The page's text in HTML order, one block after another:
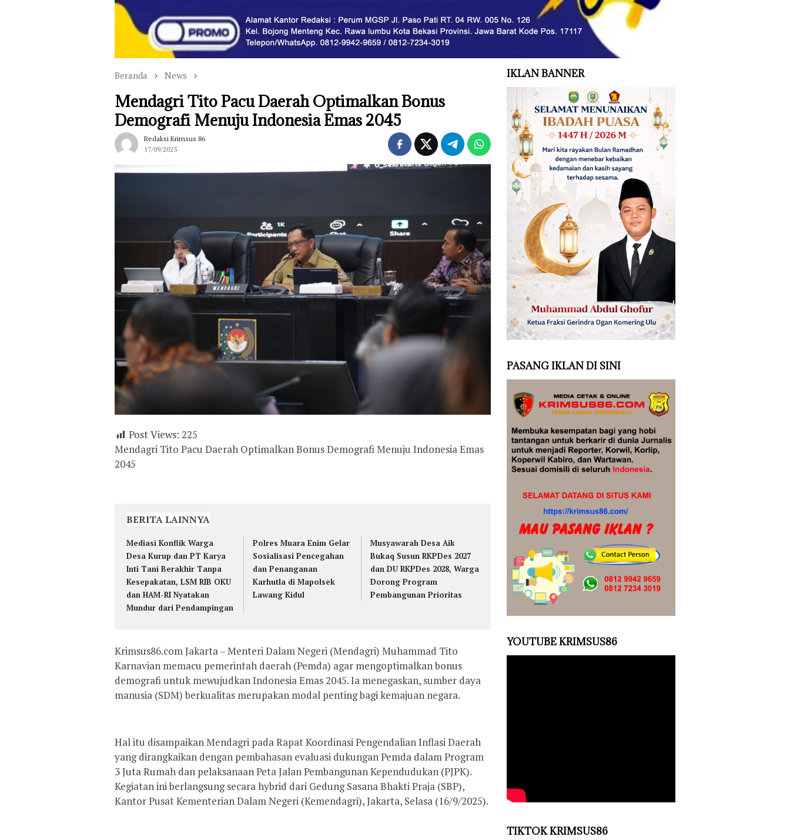
Beranda News
Mendagri Tito Pacu Daerah Optimalkan Bonus
Demografi Menuju Indonesia Emas 2045
Redaksi Krimsus 86
17/09/2025
Post Views: 225
Mendagri Tito Pacu Daerah Optimalkan Bonus Demografi Menuju Indonesia Emas
2045
BERITA LAINNYA
Mediasi Konflik Warga
Desa Kurup dan PT Karya
Inti Tani Berakhir Tanpa
Kesepakatan, LSM RIB OKU
dan HAM-RI Nyatakan
Mundur dari Pendampingan
Polres Muara Enim Gelar
Sosialisasi Pencegahan
dan Penanganan
Karhutla di Mapolsek
Lawang Kidul
Musyawarah Desa Aik
Bukaq Susun RKPDes 2027
dan DU RKPDes 2028, Warga
Dorong Program
Pembangunan Prioritas
Krimsus86.com Jakarta – Menteri Dalam Negeri (Mendagri) Muhammad Tito
Karnavian memacu pemerintah daerah (Pemda) agar mengoptimalkan bonus
demografi untuk mewujudkan Indonesia Emas 2045. Ia menegaskan, sumber daya
manusia (SDM) berkualitas merupakan modal penting bagi kemajuan negara.
Hal itu disampaikan Mendagri pada Rapat Koordinasi Pengendalian Inflasi Daerah
yang dirangkaikan dengan pembahasan evaluasi dukungan Pemda dalam Program
3 Juta Rumah dan pelaksanaan Peta Jalan Pembangunan Kependudukan (PJPK).
Kegiatan ini berlangsung secara hybrid dari Gedung Sasana Bhakti Praja (SBP),
Kantor Pusat Kementerian Dalam Negeri (Kemendagri), Jakarta, Selasa (16/9/2025).
IKLAN BANNER
PASANG IKLAN DI SINI
YOUTUBE KRIMSUS86
TIKTOK KRIMSUS86